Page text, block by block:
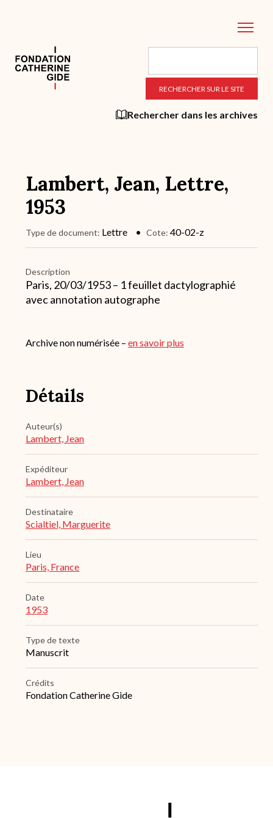
principal
Rechercher dans les archives
Lambert, Jean, Lettre,
1953
Type de document Lettre Cote 40-02-z
Description
Paris, 20/03/1953 – 1 feuillet dactylographié
avec annotation autographe
Archive non numérisée – en savoir plus
Détails
Auteur(s)
Lambert, Jean
Expéditeur
Lambert, Jean
Destinataire
Scialtiel, Marguerite
Lieu
Paris, France
Date
1953
Type de texte
Manuscrit
Crédits
Fondation Catherine Gide